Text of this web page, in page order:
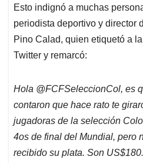
Esto indignó a muchas
periodista deportivo y director
Pino Calad, quien etiquetó a
Twitter y remarcó:
Hola @FCFSeleccionCol, es
contaron que hace rato te
jugadoras de la selección
4os de final del Mundial, pero
recibido su plata. Son